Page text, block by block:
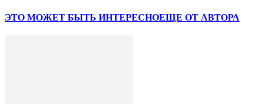
ЭТО МОЖЕТ БЫТЬ ИНТЕРЕСНОЕЩЕ ОТ АВТОРА